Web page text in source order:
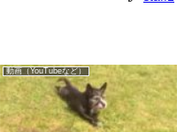
動画（YouTubeなど）